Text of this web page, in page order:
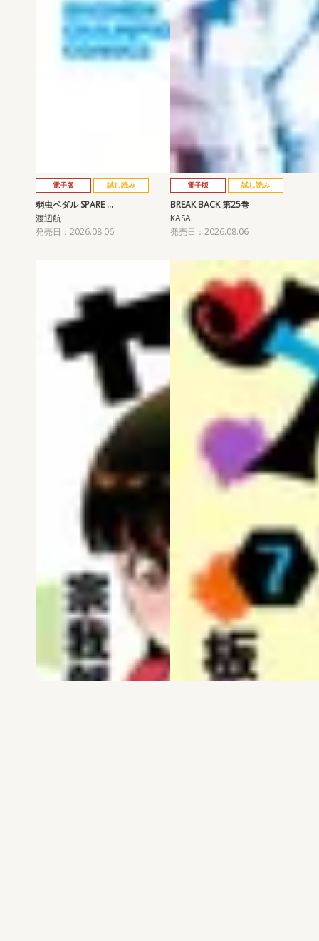
電子版 試し読み
弱虫ペダル SPARE …
渡辺航
発売日：2026.08.06
電子版 試し読み
BREAK BACK 第25巻
KASA
発売日：2026.08.06